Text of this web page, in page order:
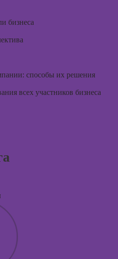
бизнеса
способы их решения
всех участников бизнеса